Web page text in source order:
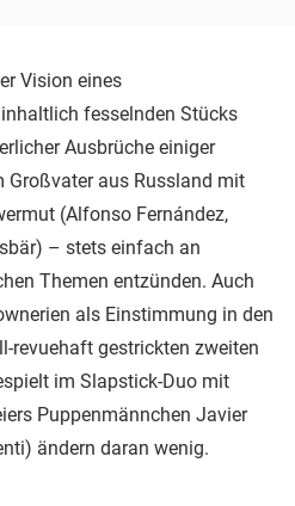
Vision eines
fesselnden Stücks
Ausbrüche einiger
Großvater aus Russland mit
(Alfonso Fernández,
– stets einfach an
Themen entzünden. Auch
als Einstimmung in den
revuehaft gestrickten zweiten
im Slapstick-Duo mit
Puppenmännchen Javier
ändern daran wenig.